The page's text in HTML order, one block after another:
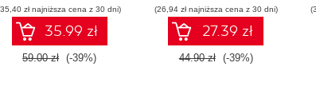
zł najniższa cena z 30 dni)
35.99 zł
59.00 zł (-39%)
(26,94 zł najniższa cena z 30 dni)
27.39 zł
44.90 zł (-39%)